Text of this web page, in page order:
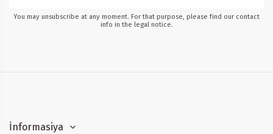
You may unsubscribe at any moment. For that purpose, please find our contact
info in the legal notice.
İnformasiya